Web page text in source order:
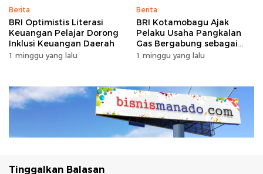
Berita
BRI Optimistis Literasi
Keuangan Pelajar Dorong
Inklusi Keuangan Daerah
1 minggu yang lalu
Berita
BRI Kotamobagu Ajak
Pelaku Usaha Pangkalan
Gas Bergabung sebagai
Agen BRILink
1 minggu yang lalu
Tinggalkan Balasan